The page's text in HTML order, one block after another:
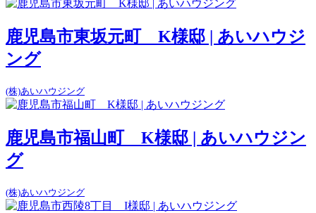
鹿児島市東坂元町 K様邸 | あいハウジ
ング
(株)あいハウジング
鹿児島市福山町 K様邸 | あいハウジン
グ
(株)あいハウジング